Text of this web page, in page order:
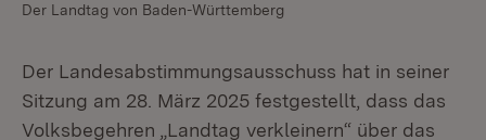
Der Landtag von Baden-Württemberg
Der Landesabstimmungsausschuss hat in seiner
Sitzung am 28. März 2025 festgestellt, dass das
Volksbegehren „Landtag verkleinern“ über das